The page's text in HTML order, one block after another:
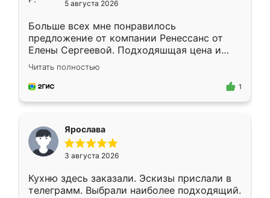
5 августа 2026
Больше всех мне понравилось
предложение от компании Ренессанс от
Елены Сергеевой. Подходяшщая цена и
короткие сроки изготовления. Приехавший
для замера сотрудник Владислав
предложил по моему эскизу самый
Читать полностью
1
Ярослава
3 августа 2026
Кухню здесь заказали. Эскизы прислали в
телеграмм. Выбрали наиболее подходящий.